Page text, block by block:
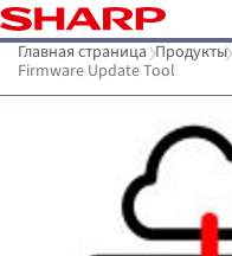
Главная страница Продукты
Firmware Update Tool